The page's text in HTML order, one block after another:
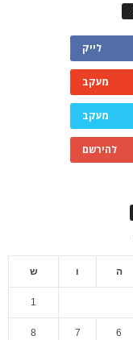
לייק
מעקב
מעקב
להירשם
ה ו ש
1
6
7
8